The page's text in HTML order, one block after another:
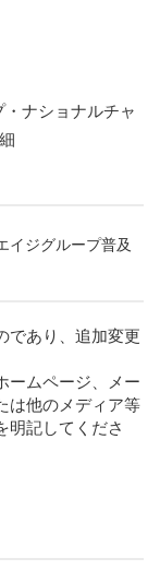
ナショナルチャ
イジグループ普及
であり、追加変更
ームページ、メー
は他のメディア等
明記してくださ